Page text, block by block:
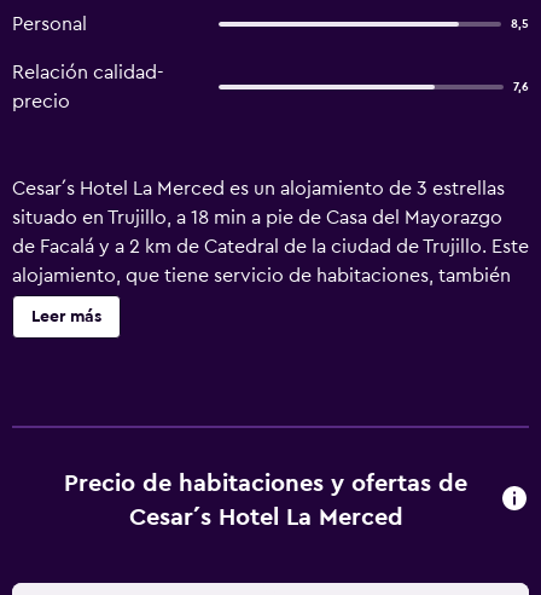
Personal 8,5
Relación calidad-
precio
7,6
Cesar´s Hotel La Merced es un alojamiento de 3 estrellas
situado en Trujillo, a 18 min a pie de Casa del Mayorazgo
de Facalá y a 2 km de Catedral de la ciudad de Trujillo. Este
alojamiento, que tiene servicio de habitaciones, también
ofrece restaurante. El alojamiento dispone de recepción
24 horas, traslado para ir o volver del aeropuerto, salón de
alojamiento hay puntos de interés como Municipalidad de
Trujillo, Plaza Mayor de Trujillo y Ciudadela de Barro Chan
Leer más
Precio de habitaciones y ofertas de
Cesar´s Hotel La Merced